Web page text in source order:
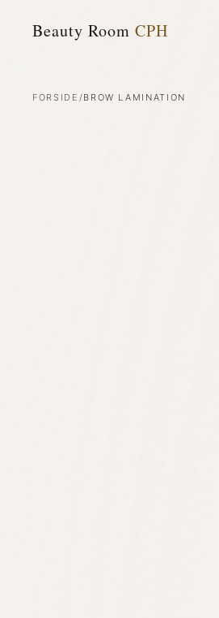
Beauty Room CPH
FORSIDE /BROW LAMINATION